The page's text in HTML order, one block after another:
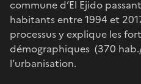
commune d’El Ejido
habitants entre 1994 et
processus y explique les
démographiques (370 hab./
l’urbanisation.